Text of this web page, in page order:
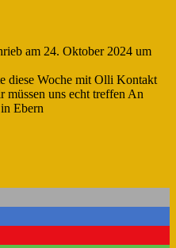
am 24. Oktober 2024 um
diese Woche mit Olli Kontakt
müssen uns echt treffen An
Ebern